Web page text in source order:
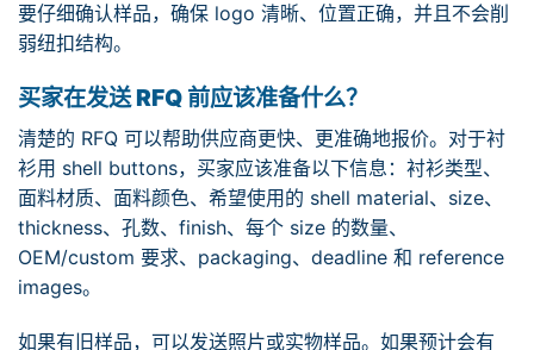
要仔细确认样品，确保 logo 清晰、位置正确，并且不会削
弱纽扣结构。
买家在发送 RFQ 前应该准备什么？
清楚的 RFQ 可以帮助供应商更快、更准确地报价。对于衬
衫用 shell buttons，买家应该准备以下信息：衬衫类型、
面料材质、面料颜色、希望使用的 shell material、size、
thickness、孔数、finish、每个 size 的数量、
OEM/custom 要求、packaging、deadline 和 reference
images。
如果有旧样品，可以发送照片或实物样品。如果预计会有